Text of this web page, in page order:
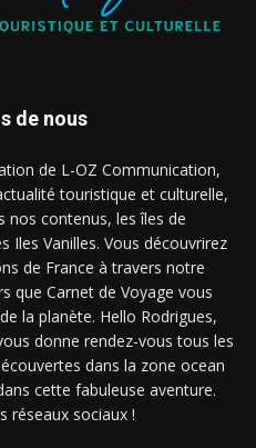
de nous
de L-OZ Communication,
touristique et culturelle,
nos contenus, les îles de
Iles Vanilles. Vous découvrirez
de France à travers notre
que Carnet de Voyage vous
la planète. Hello Rodrigues,
donne rendez-vous tous les
dans la zone ocean
cette fabuleuse aventure.
réseaux sociaux !